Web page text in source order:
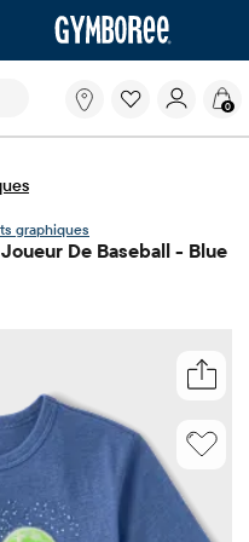
ci-dessous filtre les
Qu'est-
que
cherches?
0
graphiques
De Baseball - Blue